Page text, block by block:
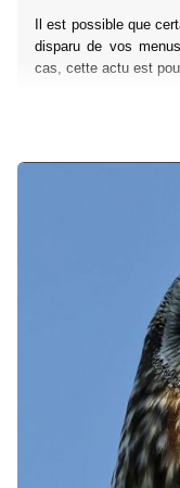
Il est possible que
disparu de vos
cas, cette actu est